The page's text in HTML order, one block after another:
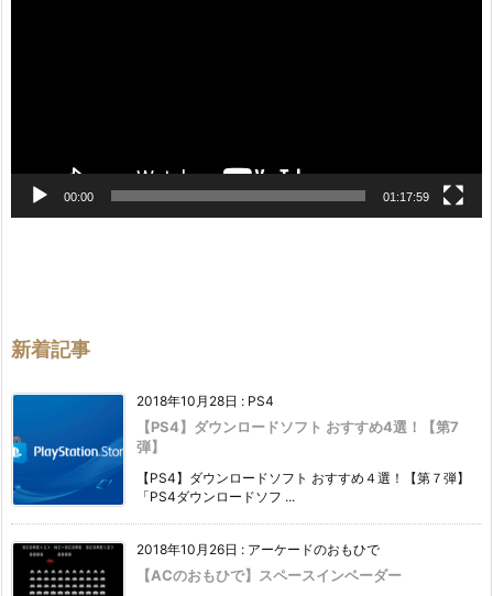
00:00 01:17:59
新着記事
2018年10月28日 : PS4
【PS4】ダウンロードソフト おすすめ4選！【第7
弾】
【PS4】ダウンロードソフト おすすめ４選！【第７弾】
「PS4ダウンロードソフ ...
2018年10月26日 : アーケードのおもひで
【ACのおもひで】スペースインベーダー